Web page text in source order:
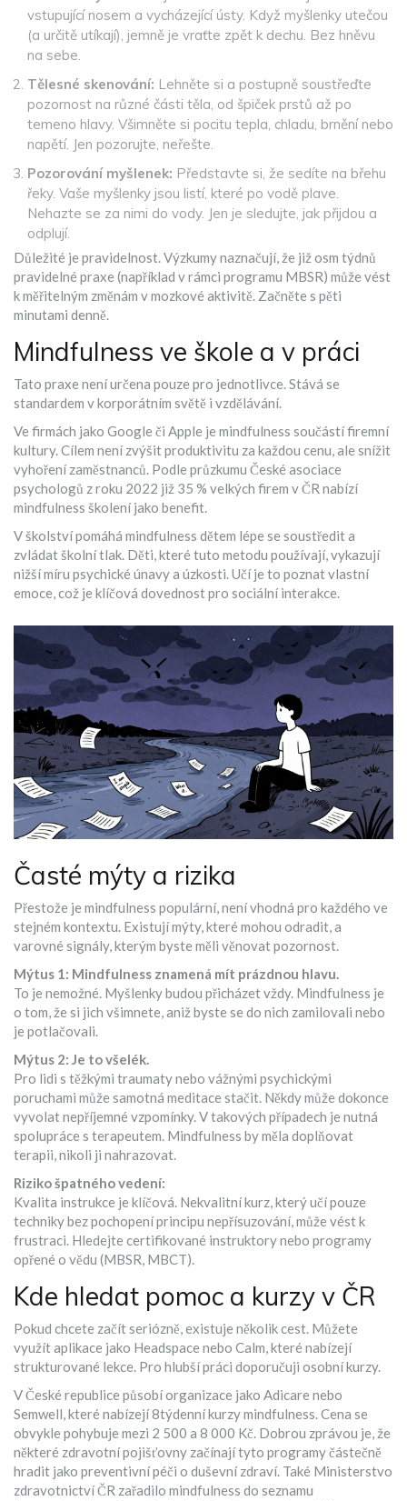
vstupující nosem a vycházející ústy. Když myšlenky utečou
(a určitě utíkají), jemně je vraťte zpět k dechu. Bez hněvu
na sebe.
Tělesné skenování: Lehněte si a postupně soustřeďte
pozornost na různé části těla, od špiček prstů až po
temeno hlavy. Všimněte si pocitu tepla, chladu, brnění nebo
napětí. Jen pozorujte, neřešte.
Pozorování myšlenek: Představte si, že sedíte na břehu
řeky. Vaše myšlenky jsou listí, které po vodě plave.
Nehazte se za nimi do vody. Jen je sledujte, jak přijdou a
odplují.
Důležité je pravidelnost. Výzkumy naznačují, že již osm týdnů
pravidelné praxe (například v rámci programu MBSR) může vést
k měřitelným změnám v mozkové aktivitě. Začněte s pěti
minutami denně.
Mindfulness ve škole a v práci
Tato praxe není určena pouze pro jednotlivce. Stává se
standardem v korporátním světě i vzdělávání.
Ve firmách jako Google či Apple je mindfulness součástí firemní
kultury. Cílem není zvýšit produktivitu za každou cenu, ale snížit
vyhoření zaměstnanců. Podle průzkumu České asociace
psychologů z roku 2022 již 35 % velkých firem v ČR nabízí
mindfulness školení jako benefit.
V školství pomáhá mindfulness dětem lépe se soustředit a
zvládat školní tlak. Děti, které tuto metodu používají, vykazují
nižší míru psychické únavy a úzkosti. Učí je to poznat vlastní
emoce, což je klíčová dovednost pro sociální interakce.
Časté mýty a rizika
Přestože je mindfulness populární, není vhodná pro každého ve
stejném kontextu. Existují mýty, které mohou odradit, a
varovné signály, kterým byste měli věnovat pozornost.
Mýtus 1: Mindfulness znamená mít prázdnou hlavu.
To je nemožné. Myšlenky budou přicházet vždy. Mindfulness je
o tom, že si jich všimnete, aniž byste se do nich zamilovali nebo
je potlačovali.
Mýtus 2: Je to všelék.
Pro lidi s těžkými traumaty nebo vážnými psychickými
poruchami může samotná meditace stačit. Někdy může dokonce
vyvolat nepříjemné vzpomínky. V takových případech je nutná
spolupráce s terapeutem. Mindfulness by měla doplňovat
terapii, nikoli ji nahrazovat.
Riziko špatného vedení:
Kvalita instrukce je klíčová. Nekvalitní kurz, který učí pouze
techniky bez pochopení principu nepřísuzování, může vést k
frustraci. Hledejte certifikované instruktory nebo programy
opřené o vědu (MBSR, MBCT).
Kde hledat pomoc a kurzy v ČR
Pokud chcete začít seriózně, existuje několik cest. Můžete
využít aplikace jako Headspace nebo Calm, které nabízejí
strukturované lekce. Pro hlubší práci doporučuji osobní kurzy.
V České republice působí organizace jako Adicare nebo
Semwell, které nabízejí 8týdenní kurzy mindfulness. Cena se
obvykle pohybuje mezi 2 500 a 8 000 Kč. Dobrou zprávou je, že
některé zdravotní pojišťovny začínají tyto programy částečně
hradit jako preventivní péči o duševní zdraví. Také Ministerstvo
zdravotnictví ČR zařadilo mindfulness do seznamu